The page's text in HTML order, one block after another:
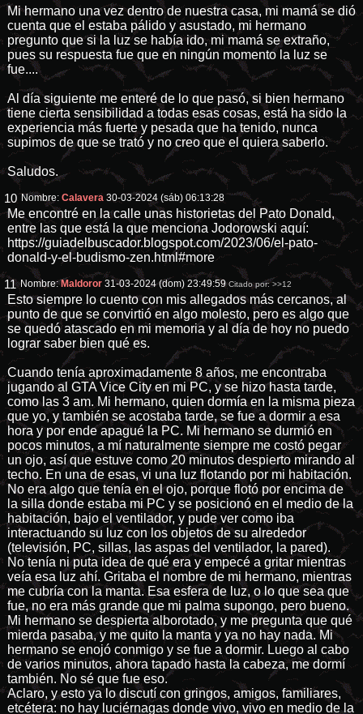
Mi hermano una vez dentro de nuestra casa, mi mamá se dió
cuenta que el estaba pálido y asustado, mi hermano
pregunto que si la luz se había ido, mi mamá se extraño,
pues su respuesta fue que en ningún momento la luz se
fue....
Al día siguiente me enteré de lo que pasó, si bien hermano
tiene cierta sensibilidad a todas esas cosas, está ha sido la
experiencia más fuerte y pesada que ha tenido, nunca
supimos de que se trató y no creo que el quiera saberlo.
Saludos.
10 Nombre:Calavera 30-03-2024 (sáb) 06:13:28
Me encontré en la calle unas historietas del Pato Donald,
entre las que está la que menciona Jodorowski aquí:
https://guiadelbuscador.blogspot.com/2023/06/el-pato-
donald-y-el-budismo-zen.html#more
11 Nombre:Maldoror 31-03-2024 (dom) 23:49:59 Citado por:>>12
Esto siempre lo cuento con mis allegados más cercanos, al
punto de que se convirtió en algo molesto, pero es algo que
se quedó atascado en mi memoria y al día de hoy no puedo
lograr saber bien qué es.
Cuando tenía aproximadamente 8 años, me encontraba
jugando al GTA Vice City en mi PC, y se hizo hasta tarde,
como las 3 am. Mi hermano, quien dormía en la misma pieza
que yo, y también se acostaba tarde, se fue a dormir a esa
hora y por ende apagué la PC. Mi hermano se durmió en
pocos minutos, a mí naturalmente siempre me costó pegar
un ojo, así que estuve como 20 minutos despierto mirando al
techo. En una de esas, vi una luz flotando por mi habitación.
No era algo que tenía en el ojo, porque flotó por encima de
la silla donde estaba mi PC y se posicionó en el medio de la
habitación, bajo el ventilador, y pude ver como iba
interactuando su luz con los objetos de su alrededor
(televisión, PC, sillas, las aspas del ventilador, la pared).
No tenía ni puta idea de qué era y empecé a gritar mientras
veía esa luz ahí. Gritaba el nombre de mi hermano, mientras
me cubría con la manta. Esa esfera de luz, o lo que sea que
fue, no era más grande que mi palma supongo, pero bueno.
Mi hermano se despierta alborotado, y me pregunta que qué
mierda pasaba, y me quito la manta y ya no hay nada. Mi
hermano se enojó conmigo y se fue a dormir. Luego al cabo
de varios minutos, ahora tapado hasta la cabeza, me dormí
también. No sé que fue eso.
Aclaro, y esto ya lo discutí con gringos, amigos, familiares,
etcétera: no hay luciérnagas donde vivo, vivo en medio de la